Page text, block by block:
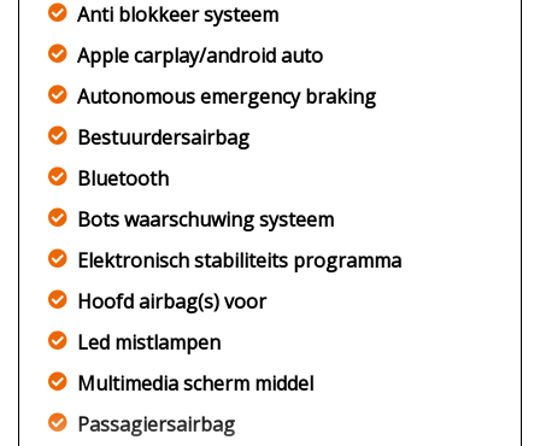
Anti blokkeer systeem
Apple carplay/android auto
Autonomous emergency braking
Bestuurdersairbag
Bluetooth
Bots waarschuwing systeem
Elektronisch stabiliteits programma
Hoofd airbag(s) voor
Led mistlampen
Multimedia scherm middel
Passagiersairbag